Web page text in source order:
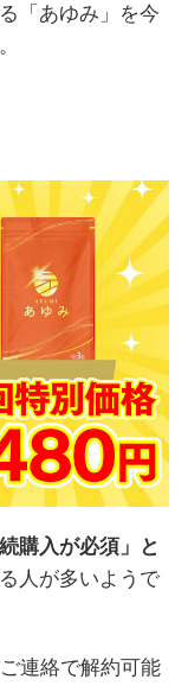
「あゆみ」を今
購入が必須」と
人が多いようで
連絡で解約可能